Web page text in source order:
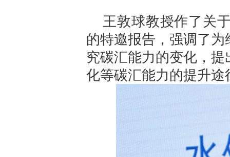
王敦球教授作了关
的特邀报告，强调了
究碳汇能力的变化，
化等碳汇能力的提升途